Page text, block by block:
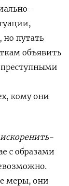
путать
объявить
кому они
искоренить-
с образами
меры, они